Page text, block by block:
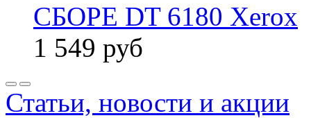
СБОРЕ DT 6180 Xerox
1 549 руб
Статьи, новости и акции